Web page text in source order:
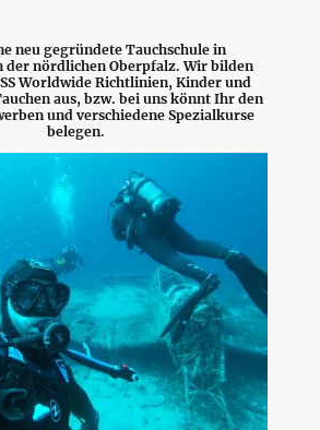
neu gegründete Tauchschule in
der nördlichen Oberpfalz. Wir bilden
Worldwide Richtlinien, Kinder und
aus, bzw. bei uns könnt Ihr den
und verschiedene Spezialkurse
belegen.